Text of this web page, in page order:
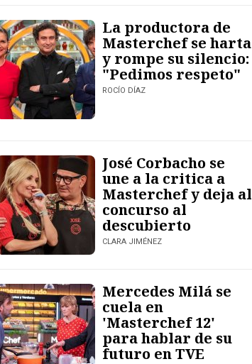
La productora de
Masterchef se harta
y rompe su silencio:
"Pedimos respeto"
ROCÍO DÍAZ
José Corbacho se
une a la critica a
Masterchef y deja al
concurso al
descubierto
CLARA JIMÉNEZ
Mercedes Milá se
cuela en
'Masterchef 12'
para hablar de su
futuro en TVE